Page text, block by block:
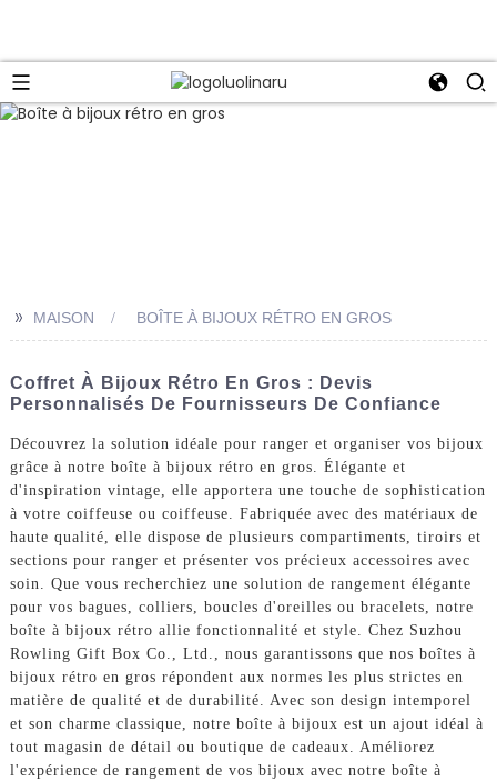
>> MAISON BOÎTE À BIJOUX RÉTRO EN GROS
Coffret À Bijoux Rétro En Gros : Devis
Personnalisés De Fournisseurs De Confiance
Découvrez la solution idéale pour ranger et organiser vos bijoux
grâce à notre boîte à bijoux rétro en gros. Élégante et
d'inspiration vintage, elle apportera une touche de sophistication
à votre coiffeuse ou coiffeuse. Fabriquée avec des matériaux de
haute qualité, elle dispose de plusieurs compartiments, tiroirs et
sections pour ranger et présenter vos précieux accessoires avec
soin. Que vous recherchiez une solution de rangement élégante
pour vos bagues, colliers, boucles d'oreilles ou bracelets, notre
boîte à bijoux rétro allie fonctionnalité et style. Chez Suzhou
Rowling Gift Box Co., Ltd., nous garantissons que nos boîtes à
bijoux rétro en gros répondent aux normes les plus strictes en
matière de qualité et de durabilité. Avec son design intemporel
et son charme classique, notre boîte à bijoux est un ajout idéal à
tout magasin de détail ou boutique de cadeaux. Améliorez
l'expérience de rangement de vos bijoux avec notre boîte à